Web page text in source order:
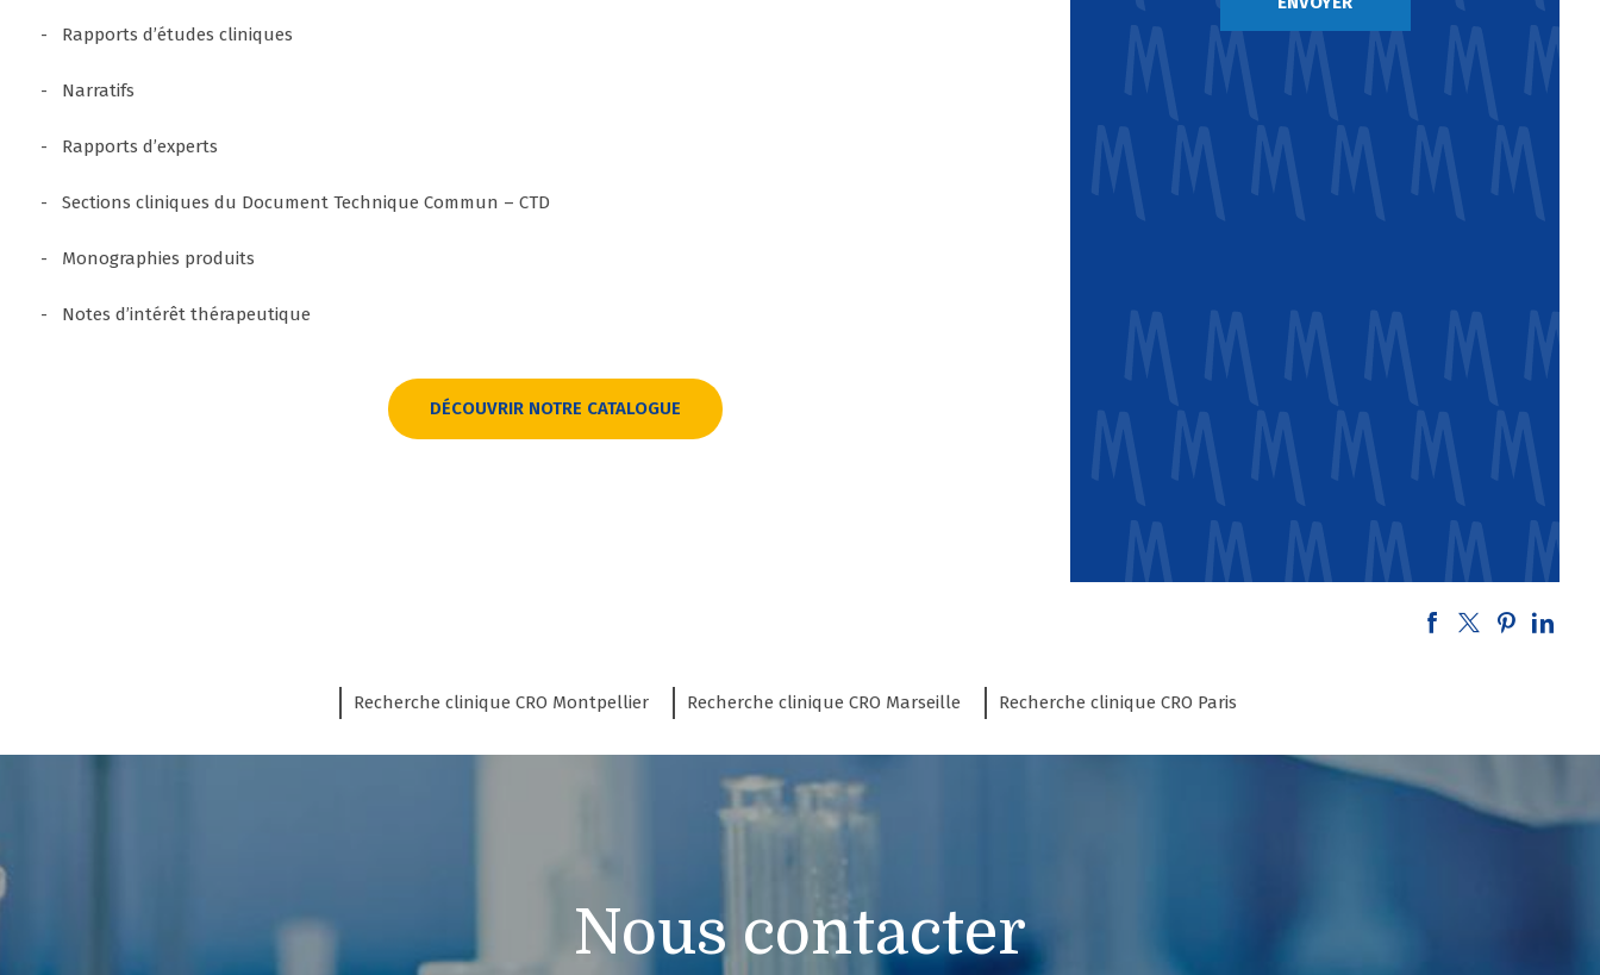
- Rapports d’études cliniques
- Narratifs
- Rapports d’experts
- Sections cliniques du Document Technique Commun – CTD
- Monographies produits
- Notes d’intérêt thérapeutique
DÉCOUVRIR NOTRE CATALOGUE
Recherche clinique CRO Montpellier Recherche clinique CRO Marseille Recherche clinique CRO Paris
Nous contacter